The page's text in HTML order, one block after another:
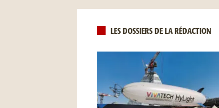
LES DOSSIERS DE LA RÉDACTION